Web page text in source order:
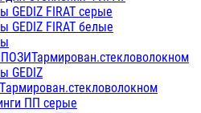
GEDIZ FIRAT серые
GEDIZ FIRAT белые
GEDIZ
ПП серые